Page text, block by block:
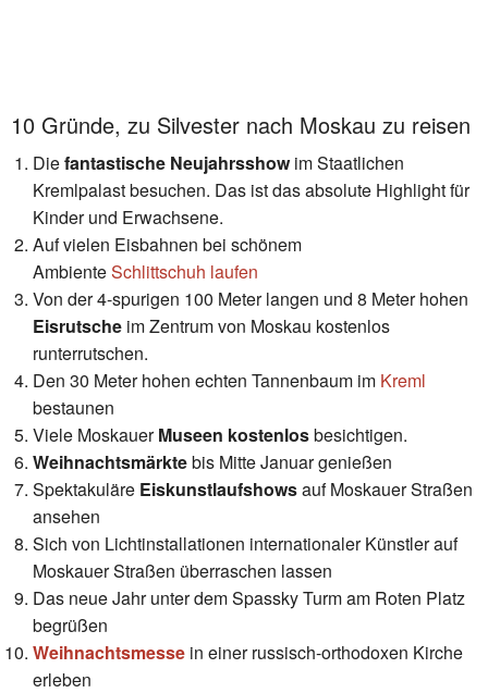
10 Gründe, zu Silvester nach Moskau zu reisen
Diefantastische Neujahrsshowim Staatlichen
Kremlpalast besuchen. Das ist das absolute Highlight für
Kinder und Erwachsene.
Auf vielen Eisbahnen bei schönem
AmbienteSchlittschuh laufen
Von der 4-spurigen 100 Meter langen und 8 Meter hohen
Eisrutsche im Zentrum von Moskau kostenlos
runterrutschen.
Den 30 Meter hohen echten Tannenbaum im Kreml
bestaunen
Viele MoskauerMuseen kostenlosbesichtigen.
Weihnachtsmärktebis Mitte Januar genießen
Spektakuläre Eiskunstlaufshowsauf Moskauer Straßen
ansehen
Sich von Lichtinstallationen internationaler Künstler auf
Moskauer Straßen überraschen lassen
Das neue Jahr unter dem Spassky Turm am Roten Platz
begrüßen
Weihnachtsmesse in einer russisch-orthodoxen Kirche
erleben